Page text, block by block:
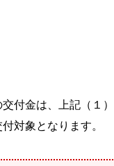
付金は、上記（１）
対象となります。